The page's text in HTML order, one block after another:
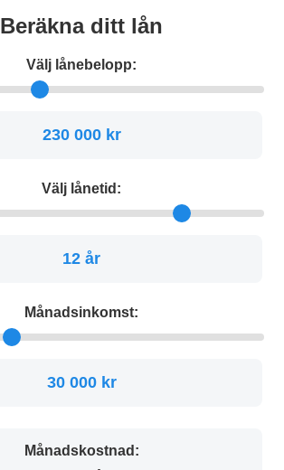
Beräkna ditt lån
Välj lånebelopp:
230 000 kr
Välj lånetid:
12 år
Månadsinkomst:
30 000 kr
Månadskostnad: